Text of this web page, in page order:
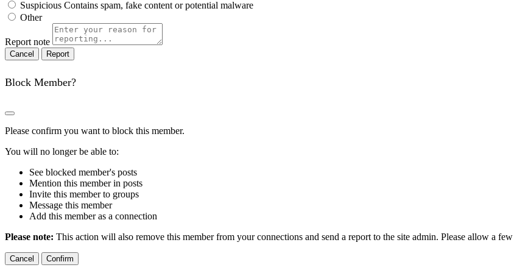
Suspicious Contains spam, fake content or potential malware
Other
Report note
Report
Block Member?
Please confirm you want to block this member.
You will no longer be able to:
See blocked member's posts
Mention this member in posts
Invite this member to groups
Message this member
Add this member as a connection
Please note: This action will also remove this member from your connections and send a report to the site admin. Please allow a
Confirm